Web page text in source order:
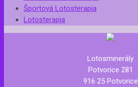
Športová Lotosterapia
Lotosterapia
Lotosminerály
Potvorice 281
916 25 Potvorice